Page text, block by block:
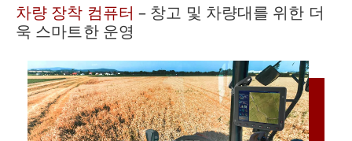
차량 장착 컴퓨터 – 창고 및 차량대를 위한 더
욱 스마트한 운영